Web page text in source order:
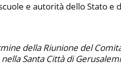
e autorità dello Stato
della Riunione del
nella Santa Città di